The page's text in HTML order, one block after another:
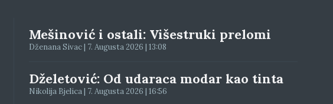
Mešinović i ostali: Višestruki prelomi
Dženana Sivac | 7. Augusta 2026 | 13:08
Dželetović: Od udaraca modar kao tinta
Nikolija Bjelica | 7. Augusta 2026 | 16:56